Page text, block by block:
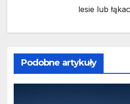
lesie lub
Podobne artykuły